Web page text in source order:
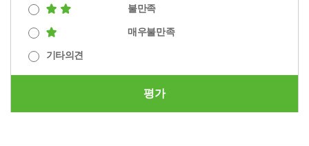
불만족
매우불만족
기타의견
평가